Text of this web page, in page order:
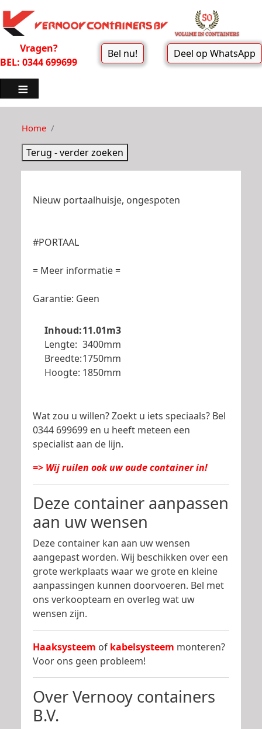
Vragen?
BEL: 0344 699699
Bel nu! Deel op WhatsApp
Home
Terug - verder zoeken
Nieuw portaalhuisje, ongespoten
#PORTAAL
= Meer informatie =
Garantie: Geen
Inhoud:11.01m3
Lengte: 3400mm
Breedte:1750mm
Hoogte: 1850mm
Wat zou u willen? Zoekt u iets speciaals? Bel
0344 699699 en u heeft meteen een
specialist aan de lijn.
=> Wij ruilen ook uw oude container in!
Deze container aanpassen
aan uw wensen
Deze container kan aan uw wensen
aangepast worden. Wij beschikken over een
grote werkplaats waar we grote en kleine
aanpassingen kunnen doorvoeren. Bel met
ons verkoopteam en overleg wat uw
wensen zijn.
Haaksysteem of kabelsysteem monteren?
Voor ons geen probleem!
Over Vernooy containers
B.V.